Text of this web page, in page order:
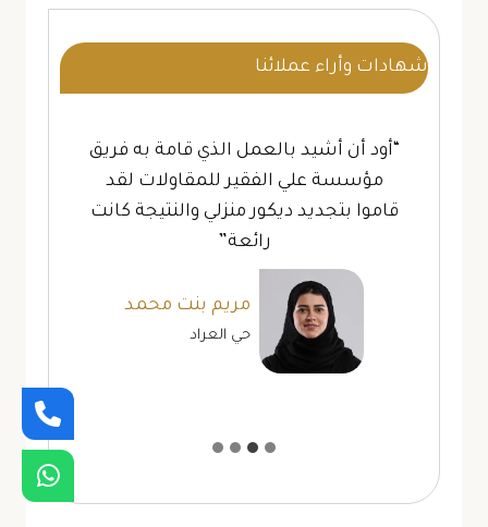
شهادات وأراء عملائنا
“أود أن أشيد بالعمل الذي قامة به فريق
مؤسسة علي الفقير للمقاولات لقد
قاموا بتجديد ديكور منزلي والنتيجة كانت
رائعة”
مريم بنت محمد
حي العراد